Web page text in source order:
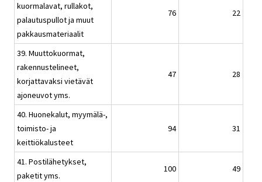
kuormalavat, rullakot,
palautuspullot ja muut
pakkausmateriaalit
76 22
39. Muuttokuormat,
rakennustelineet,
korjattavaksi vietävät
ajoneuvot yms.
47 28
40. Huonekalut, myymälä-,
toimisto- ja
keittiökalusteet
94 31
41. Postilähetykset,
paketit yms.
100 49